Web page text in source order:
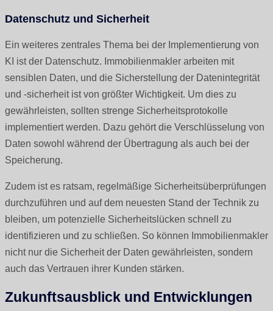
Datenschutz und Sicherheit
Ein weiteres zentrales Thema bei der Implementierung von
KI ist der Datenschutz. Immobilienmakler arbeiten mit
sensiblen Daten, und die Sicherstellung der Datenintegrität
und -sicherheit ist von größter Wichtigkeit. Um dies zu
gewährleisten, sollten strenge Sicherheitsprotokolle
implementiert werden. Dazu gehört die Verschlüsselung von
Daten sowohl während der Übertragung als auch bei der
Speicherung.
Zudem ist es ratsam, regelmäßige Sicherheitsüberprüfungen
durchzuführen und auf dem neuesten Stand der Technik zu
bleiben, um potenzielle Sicherheitslücken schnell zu
identifizieren und zu schließen. So können Immobilienmakler
nicht nur die Sicherheit der Daten gewährleisten, sondern
auch das Vertrauen ihrer Kunden stärken.
Zukunftsausblick und Entwicklungen